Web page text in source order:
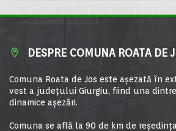
DESPRE COMUNA ROATA DE
Comuna Roata de Jos este aşezată în
vest a judeţului Giurgiu, fiind una dintre
dinamice aşezări.
Comuna se află la 90 de km de